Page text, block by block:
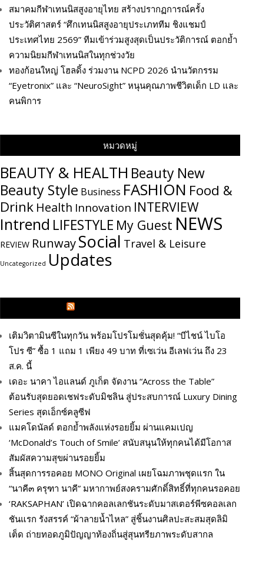
สมาคมกีฬาเทนนิสสูงอายุไทย สร้างปรากฏการณ์ครั้ง
ประวัติศาสตร์ “ศึกเทนนิสสูงอายุประเภททีม ชิงแชมป์
ประเทศไทย 2569” ทีมเข้าร่วมสูงสุดเป็นประวัติการณ์ ตอกย้ำ
ความนิยมกีฬาเทนนิสในทุกช่วงวัย
ทองก้อนใหญ่ โฮลดิ้ง ร่วมงาน NCPD 2026 นำนวัตกรรม
“Eyetronix” และ “NeuroSight” หนุนคุณภาพชีวิตเด็ก LD และ
คนพิการ
หมวดหมู่
BEAUTY & HEALTH Beauty New
Beauty Style Business FASHION Food &
Drink Health Innovation INTERVIEW
Intrend LIFESTYLE My​ Guest NEWS
REVIEW RunwaySocial Travel & Leisure
Uncategorized Updates
เติมวิตามินซีในทุกวัน พร้อมโปรโมชั่นสุดคุ้ม! “บีไชน์ ไบโอ
โปร ซี” ซื้อ 1 แถม 1 เพียง 49 บาท ที่เซเว่น อีเลฟเว่น ถึง 23
ส.ค. นี้
เดอะ นาคา ไอแลนด์ ภูเก็ต จัดงาน “Across the Table”
ต้อนรับสุดยอดเชฟระดับมิชลิน สู่ประสบการณ์ Luxury Dining
Series สุดเอ็กซ์คลูซีฟ
แมคโดนัลด์ ตอกย้ำพลังแห่งรอยยิ้ม ผ่านแคมเปญ
‘McDonald’s Touch of Smile’ สนับสนุนให้ทุกคนได้มีโอกาส
สัมผัสความสุขผ่านรอยยิ้ม
สิ้นสุดการรอคอย MONO Original เผยโฉมภาพชุดแรก ใน
“นาคี๓ ครุฑา นาคี” มหากาพย์สงครามศักดิ์สิทธิ์ที่ทุกคนรอคอย
‘RAKSAPHAN’ เปิดฉากคอลเลกชันระดับมาสเตอร์พีซคอลเลก
ชันแรก รังสรรค์ “ผ้าลายน้ำไหล” สู่ชิ้นงานศิลปะสะสมสุดลิมิ
เต็ด ถ่ายทอดภูมิปัญญาท้องถิ่นสู่สุนทรียภาพระดับสากล